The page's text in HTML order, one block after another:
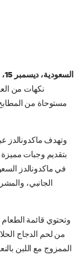
السعودية، ديسمبر 15، 2018
نكهات من
مستوحاة من
وتهدف ماكدونالدز
بتقديم وجبات مميزة
في ماكدونالدز
الجانبي،
وتحتوي قائمة
من لحم الدجاج
الممزوج مع اللبن